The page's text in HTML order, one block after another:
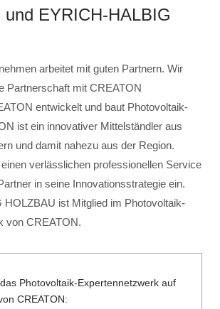
und EYRICH-HALBIG
arbeitet mit guten Partnern. Wir
Partnerschaft mit CREATON
entwickelt und baut Photovoltaik-
ist ein innovativer Mittelständler aus
und damit nahezu aus der Region.
verlässlichen professionellen Service
in seine Innovationsstrategie ein.
HOLZBAU ist Mitglied im Photovoltaik-
von CREATON.
Photovoltaik-Expertennetzwerk auf
CREATON: